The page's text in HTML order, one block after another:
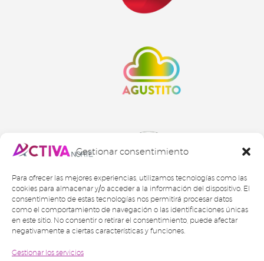
Gestionar consentimiento
Para ofrecer las mejores experiencias, utilizamos tecnologías como las
cookies para almacenar y/o acceder a la información del dispositivo. El
consentimiento de estas tecnologías nos permitirá procesar datos
como el comportamiento de navegación o las identificaciones únicas
en este sitio. No consentir o retirar el consentimiento, puede afectar
negativamente a ciertas características y funciones.
Gestionar los servicios